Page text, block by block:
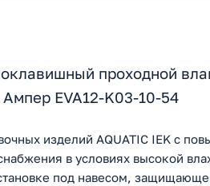
проходной
EVA12-K03-10-54
изделий AQUATIC IEK с
в условиях высокой
под навесом,